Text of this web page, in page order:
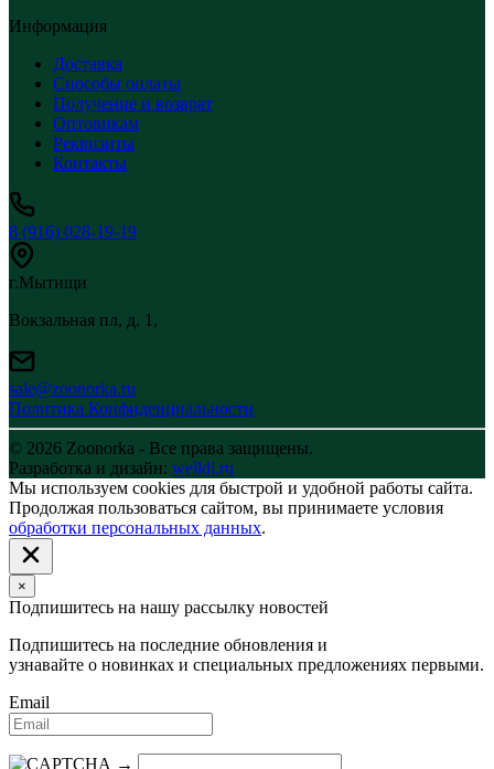
Информация
Доставка
Способы оплаты
Получение и возврат
Оптовикам
Реквизиты
Контакты
8 (916) 028-19-19
г.Мытищи
Вокзальная пл, д. 1,
sale@zoonorka.ru
Политика Конфиденциальности
© 2026 Zoonorka - Все права защищены.
Разработка и дизайн: welldi.ru
Мы используем cookies для быстрой и удобной работы сайта.
Продолжая пользоваться сайтом, вы принимаете условия
обработки персональных данных.
×
Подпишитесь на нашу рассылку новостей
Подпишитесь на последние обновления и
узнавайте о новинках и специальных предложениях первыми.
Email
→